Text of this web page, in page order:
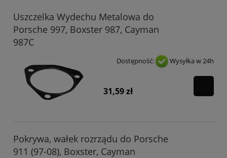
Uszczelka Wydechu Metalowa do
Porsche 997, Boxster 987, Cayman
987C
Dostępność: Wysyłka w 24h
31,59 zł
Pokrywa, wałek rozrządu do Porsche
911 (97-08), Boxster, Cayman